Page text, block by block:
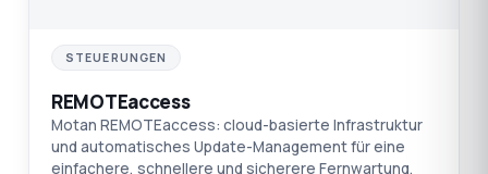
STEUERUNGEN
REMOTEaccess
Motan REMOTEaccess: cloud-basierte Infrastruktur
und automatisches Update-Management für eine
einfachere, schnellere und sicherere Fernwartung.